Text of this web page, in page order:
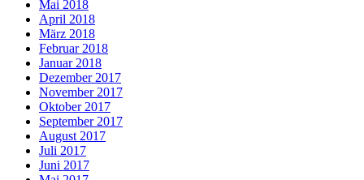
Mai 2018
April 2018
März 2018
Februar 2018
Januar 2018
Dezember 2017
November 2017
Oktober 2017
September 2017
August 2017
Juli 2017
Juni 2017